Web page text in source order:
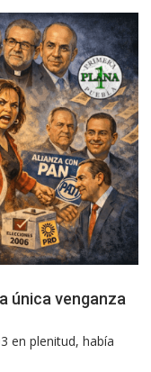
única venganza
en plenitud, había